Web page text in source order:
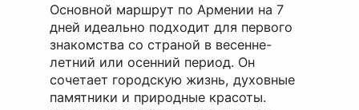
Основной маршрут по Армении на 7
дней идеально подходит для первого
знакомства со страной в весенне-
летний или осенний период. Он
сочетает городскую жизнь, духовные
памятники и природные красоты.